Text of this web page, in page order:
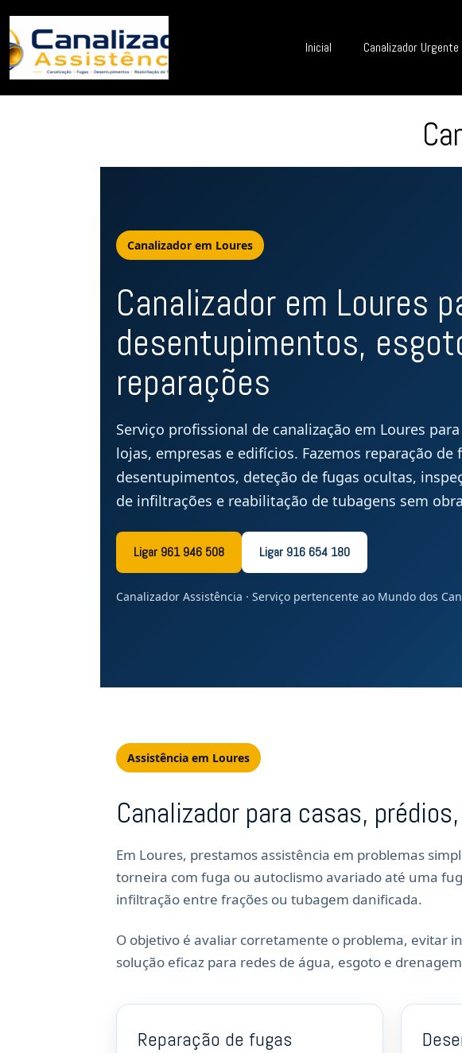
Inicial Canalizador
Canalizador em Loures
Canalizador em Loures
desentupimentos,
reparações
Serviço profissional de canalização em Loures
lojas, empresas e edifícios. Fazemos reparação de
desentupimentos, deteção de fugas ocultas,
de infiltrações e reabilitação de tubagens sem
Ligar 961 946 508 Ligar 916 654 180
Canalizador Assistência · Serviço pertencente ao Mundo dos
Assistência em Loures
Canalizador para casas,
Em Loures, prestamos assistência em problemas
torneira com fuga ou autoclismo avariado até uma
infiltração entre frações ou tubagem danificada.
O objetivo é avaliar corretamente o problema, evitar
solução eficaz para redes de água, esgoto e
Reparação de fugas